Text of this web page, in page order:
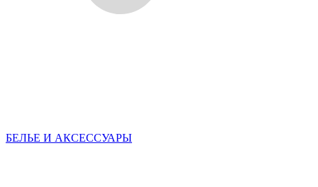
БЕЛЬЕ И АКСЕССУАРЫ